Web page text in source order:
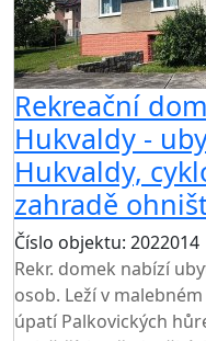
Rekreační
Hukvaldy -
Hukvaldy,
zahradě
Číslo objektu: 2022014
Rekr. domek nabízí
osob. Leží v
úpatí Palkovických